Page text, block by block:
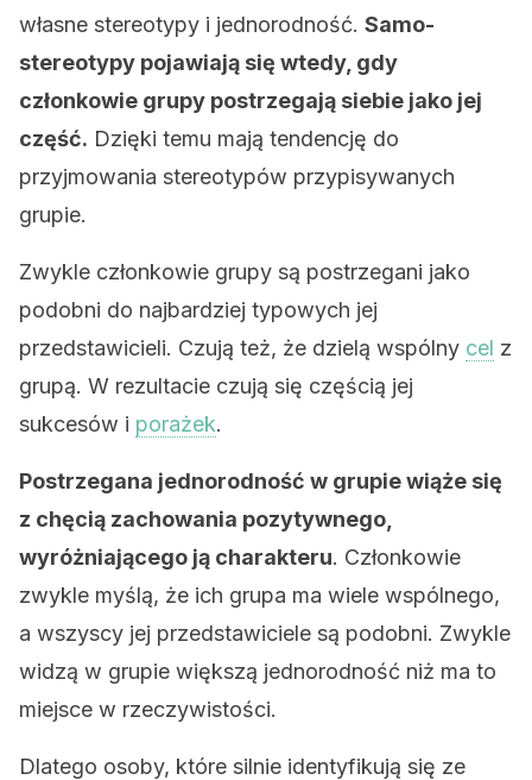
własne stereotypy i jednorodność. Samo-
stereotypy pojawiają się wtedy, gdy
członkowie grupy postrzegają siebie jako jej
część. Dzięki temu mają tendencję do
przyjmowania stereotypów przypisywanych
grupie.
Zwykle członkowie grupy są postrzegani jako
podobni do najbardziej typowych jej
przedstawicieli. Czują też, że dzielą wspólny cel z
grupą. W rezultacie czują się częścią jej
sukcesów i porażek.
Postrzegana jednorodność w grupie wiąże się
z chęcią zachowania pozytywnego,
wyróżniającego ją charakteru. Członkowie
zwykle myślą, że ich grupa ma wiele wspólnego,
a wszyscy jej przedstawiciele są podobni. Zwykle
widzą w grupie większą jednorodność niż ma to
miejsce w rzeczywistości.
Dlatego osoby, które silnie identyfikują się ze